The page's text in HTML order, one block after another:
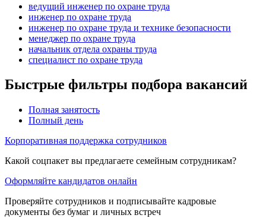
ведущий инженер по охране труда
инженер по охране труда
инженер по охране труда и технике безопасности
менеджер по охране труда
начальник отдела охраны труда
специалист по охране труда
Быстрые фильтры подбора вакансий
Полная занятость
Полный день
Корпоративная поддержка сотрудников
Какой соцпакет вы предлагаете семейным сотрудникам?
Оформляйте кандидатов онлайн
Проверяйте сотрудников и подписывайте кадровые
документы без бумаг и личных встреч